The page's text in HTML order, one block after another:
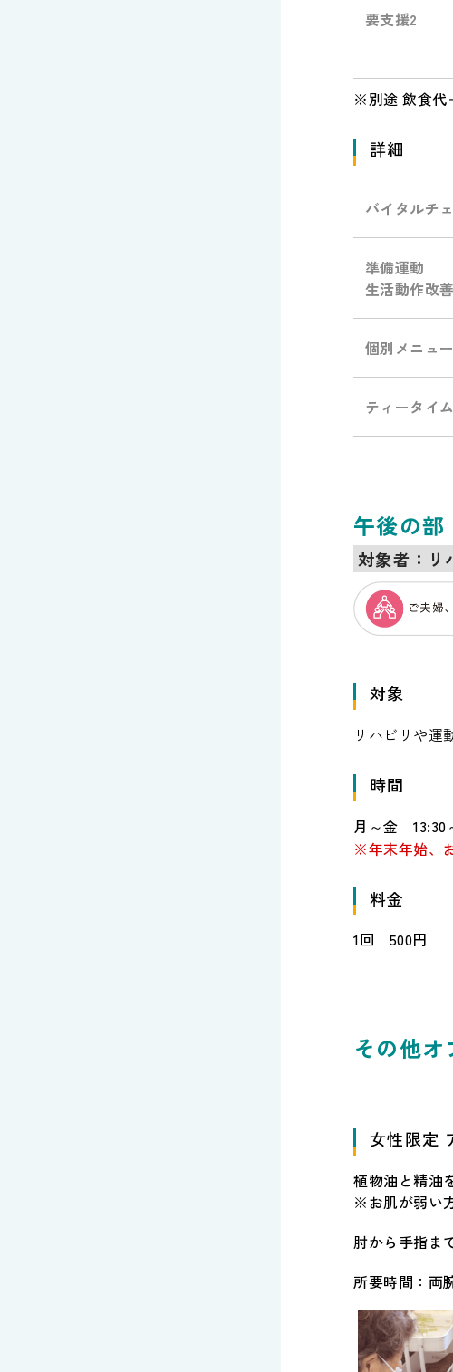
要支援2
※別途 飲食代
詳細
バイタルチ
準備運動
生活動作改
個別メニュー
ティータイム
午後の部
対象者：リ
対象
リハビリや
時間
月～金 13:30
※年末年始、
料金
1回 500円
その他オ
女性限定
植物油と精油
※お肌が弱い
肘から手指ま
所要時間：両